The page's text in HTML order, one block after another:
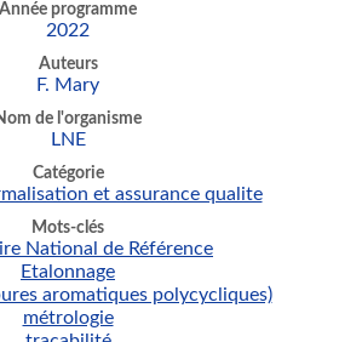
Année programme
2022
Auteurs
F. Mary
de l'organisme
LNE
Catégorie
et assurance qualite
Mots-clés
National de Référence
Etalonnage
aromatiques polycycliques)
métrologie